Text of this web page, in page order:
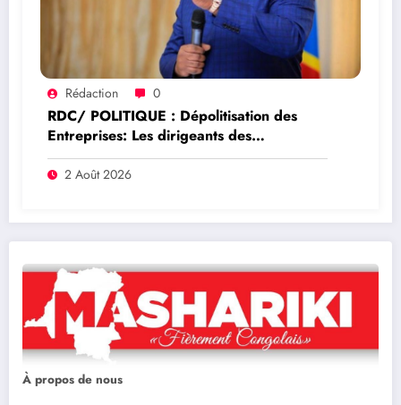
Rédaction 0
RDC/ POLITIQUE : Dépolitisation des
Entreprises: Les dirigeants des
entreprises publiques bientôt recrutés par
concours
2 Août 2026
À propos de nous